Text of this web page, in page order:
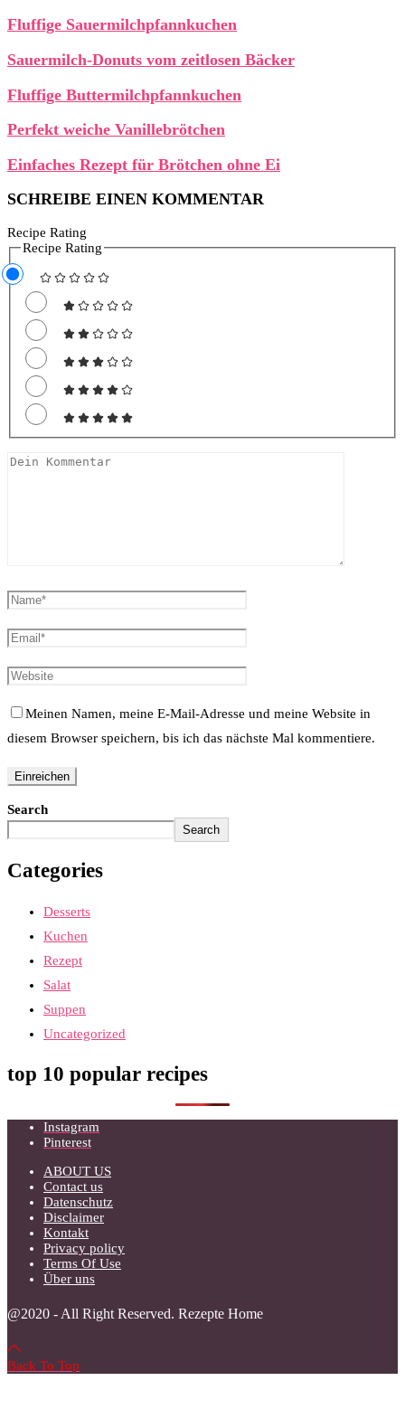
Fluffige Sauermilchpfannkuchen
Sauermilch-Donuts vom zeitlosen Bäcker
Fluffige Buttermilchpfannkuchen
Perfekt weiche Vanillebrötchen
Einfaches Rezept für Brötchen ohne Ei
SCHREIBE EINEN KOMMENTAR
Recipe Rating
Recipe Rating
Meinen Namen, meine E-Mail-Adresse und meine Website in
diesem Browser speichern, bis ich das nächste Mal kommentiere.
Search
Search
Categories
Desserts
Kuchen
Rezept
Salat
Suppen
Uncategorized
top 10 popular recipes
Instagram
Pinterest
ABOUT US
Contact us
Datenschutz
Disclaimer
Kontakt
Privacy policy
Terms Of Use
Über uns
@2020 - All Right Reserved. Rezepte Home
Back To Top